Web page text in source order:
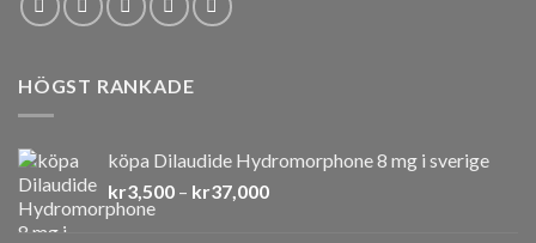
HÖGST RANKADE
köpa Dilaudide Hydromorphone 8 mg i sverige
kr3,500 – kr37,000Prisintervall: